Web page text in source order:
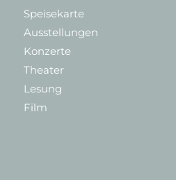
Speisekarte
Ausstellungen
Konzerte
Theater
Lesung
Film